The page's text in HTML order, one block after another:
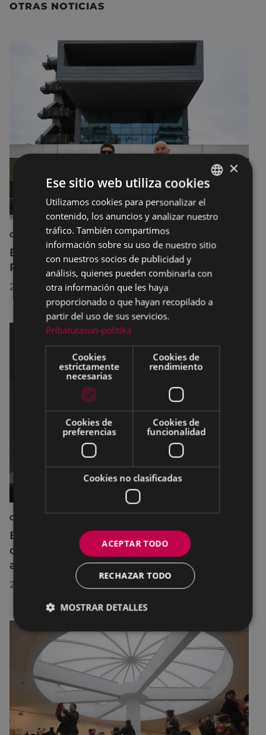
OTRAS NOTICIAS
CULTURA
El Museo de la Industria Armera recibe el
Premio Delta Cultura a la Trayectoria 2026
23/07/2026
CINE AL AIRE LIBRE
El cine al aire libre regresa a Untzaga con
cuatro proyecciones durante el mes de
agosto
22/07/2026
BASQUE
SPANISH
×
Ese sitio web utiliza cookies
Utilizamos cookies para personalizar el
contenido, los anuncios y analizar nuestro
tráfico. También compartimos
información sobre su uso de nuestro sitio
con nuestros socios de publicidad y
análisis, quienes pueden combinarla con
otra información que les haya
proporcionado o que hayan recopilado a
partir del uso de sus servicios.
Pribatutasun-politika
Cookies
estrictamente
necesarias
Cookies de
rendimiento
Cookies de
preferencias
Cookies de
funcionalidad
Cookies no clasificadas
ACEPTAR TODO
RECHAZAR TODO
MOSTRAR DETALLES